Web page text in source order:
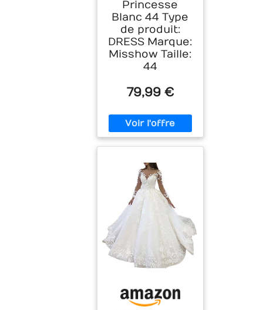
Princesse
Blanc 44 Type
de produit:
DRESS Marque:
Misshow Taille:
44
79,99 €